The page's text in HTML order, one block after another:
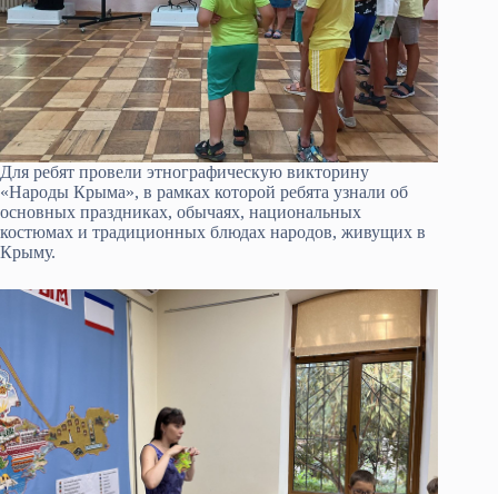
Для ребят провели этнографическую викторину
«Народы Крыма», в рамках которой ребята узнали об
основных праздниках, обычаях, национальных
костюмах и традиционных блюдах народов, живущих в
Крыму.